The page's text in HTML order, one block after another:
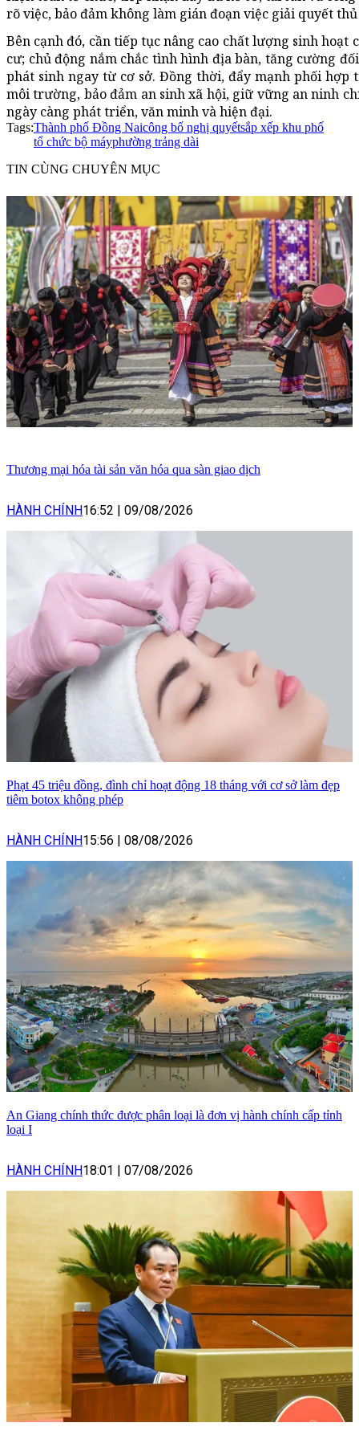
rõ việc, bảo đảm không làm gián đoạn việc giải quyết
Bên cạnh đó, cần tiếp tục nâng cao chất lượng sinh
cư; chủ động nắm chắc tình hình địa bàn, tăng cường
phát sinh ngay từ cơ sở. Đồng thời, đẩy mạnh phối
môi trường, bảo đảm an sinh xã hội, giữ vững an ninh
ngày càng phát triển, văn minh và hiện đại.
Tags:Thành phố Đồng Naicông bố nghị quyếtsắp xếp khu phố
tổ chức bộ máyphường trảng dài
TIN CÙNG CHUYÊN MỤC
Thương mại hóa tài sản văn hóa qua sàn giao dịch
HÀNH CHÍNH16:52 09/08/2026
Phạt 45 triệu đồng, đình chỉ hoạt động 18 tháng với cơ sở làm đẹp
tiêm botox không phép
HÀNH CHÍNH15:56 08/08/2026
An Giang chính thức được phân loại là đơn vị hành chính cấp tỉnh
loại I
HÀNH CHÍNH18:01 07/08/2026